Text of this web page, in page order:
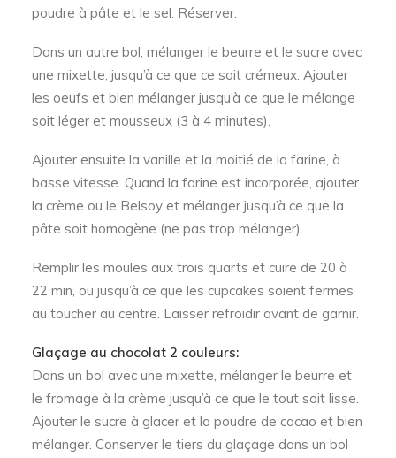
poudre à pâte et le sel. Réserver.
Dans un autre bol, mélanger le beurre et le sucre avec
une mixette, jusqu’à ce que ce soit crémeux. Ajouter
les oeufs et bien mélanger jusqu’à ce que le mélange
soit léger et mousseux (3 à 4 minutes).
Ajouter ensuite la vanille et la moitié de la farine, à
basse vitesse. Quand la farine est incorporée, ajouter
la crème ou le Belsoy et mélanger jusqu’à ce que la
pâte soit homogène (ne pas trop mélanger).
Remplir les moules aux trois quarts et cuire de 20 à
22 min, ou jusqu’à ce que les cupcakes soient fermes
au toucher au centre. Laisser refroidir avant de garnir.
Glaçage au chocolat 2 couleurs:
Dans un bol avec une mixette, mélanger le beurre et
le fromage à la crème jusqu’à ce que le tout soit lisse.
Ajouter le sucre à glacer et la poudre de cacao et bien
mélanger. Conserver le tiers du glaçage dans un bol